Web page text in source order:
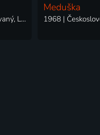
1970 | Československo | Animovaný, Loutkový
Meduška